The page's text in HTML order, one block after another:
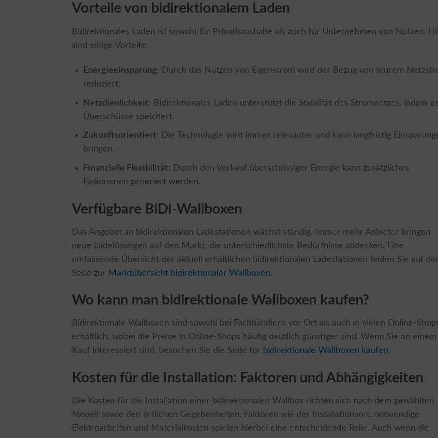
Vorteile von bidirektionalem Laden
Bidirektionales Laden ist sowohl für Privathaushalte als auch für Unternehmen von Nutzen.
sind einige Vorteile:
Energieeinsparung: Durch das Nutzen von Eigenstrom wird der Bezug von teurem
reduziert.
Netzdienlichkeit: Bidirektionales Laden unterstützt die Stabilität des Stromnetzes, indem
Überschüsse speichert.
Zukunftsorientiert: Die Technologie wird immer relevanter und kann langfristig
bringen.
Finanzielle Flexibilität: Durch den Verkauf überschüssiger Energie kann zusätzliches
Einkommen generiert werden.
Verfügbare BiDi-Wallboxen
Das Angebot an bidirektionalen Ladestationen wächst ständig. Immer mehr Anbieter bringen
neue Ladelösungen auf den Markt, die unterschiedlichste Bedürfnisse abdecken. Eine
umfassende Übersicht der aktuell erhältlichen bidirektionalen Ladestationen finden Sie auf
Seite zur Marktübersicht bidirektionaler Wallboxen.
Wo kann man bidirektionale Wallboxen kaufen?
Bidirektionale Wallboxen sind sowohl bei Fachhändlern vor Ort als auch in vielen Online-
erhältlich, wobei die Preise in Online-Shops häufig deutlich günstiger sind. Wenn Sie an einem
Kauf interessiert sind, besuchen Sie die Seite für bidirektionale Wallboxen kaufen.
Kosten für die Installation: Faktoren und Abhängigkeiten
Die Kosten für die Installation einer bidirektionalen Wallbox richten sich nach dem gewählten
Modell sowie den örtlichen Gegebenheiten. Faktoren wie der Installationsort, notwendige
Elektroarbeiten und Materialkosten spielen hierbei eine entscheidende Rolle. Auch wenn die